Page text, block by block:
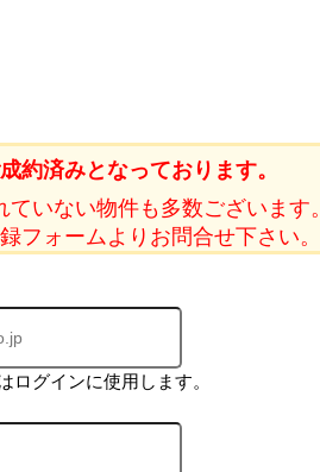
ホーム
お知らせ
会社概要
約済みとなっております。
いない物件も多数ございます。
フォームよりお問合せ下さい。
ログインに使用します。